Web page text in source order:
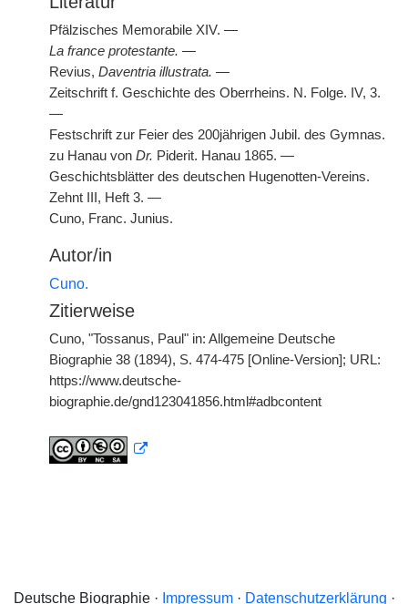
Pfälzisches Memorabile XIV. —
La france protestante. —
Revius, Daventria illustrata. —
Zeitschrift f. Geschichte des Oberrheins. N. Folge. IV, 3.
—
Festschrift zur Feier des 200jährigen Jubil. des Gymnas.
zu Hanau von Dr. Piderit. Hanau 1865. —
Geschichtsblätter des deutschen Hugenotten-Vereins.
Zehnt III, Heft 3. —
Cuno, Franc. Junius.
Autor/in
Cuno.
Zitierweise
Cuno, "Tossanus, Paul" in: Allgemeine Deutsche
Biographie 38 (1894), S. 474-475 [Online-Version]; URL:
https://www.deutsche-
biographie.de/gnd123041856.html#adbcontent
Deutsche Biographie · Impressum· Datenschutzerklärung ·